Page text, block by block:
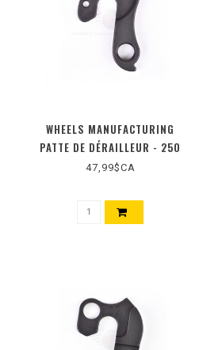
WHEELS MANUFACTURING
PATTE DE DÉRAILLEUR - 250
47,99$CA